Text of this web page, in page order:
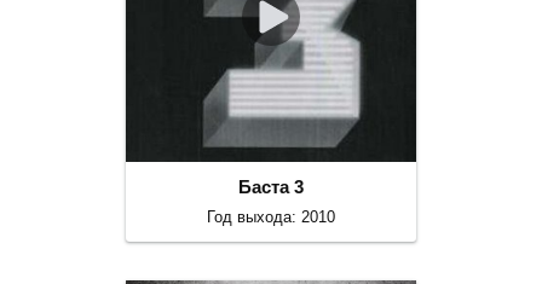
Баста 3
Год выхода: 2010